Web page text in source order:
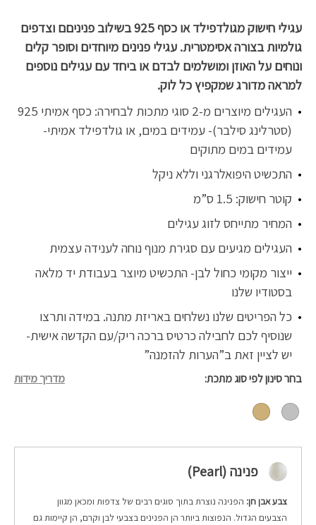
עגילי חישוק מגולדפילד או כסף 925 בשילוב פניניםם וצדפים
גולמיות בצורה אסימטרית. עגילי פנינים מיוחדים וסופר קלים
ונוחים על האוזן ומושלמים לבדם או ביחד עם עגילים נוספים
למראה מדורג שמקפיץ כל לוק.
העגילים מיוצרים מ-2 סוגי מתכות לבחירה: כסף אמיתי 925
(סטרלינג סילבר)- עמידים במים, או גולדפילד אמיתי-
עמידים במים מתוקים
התכשיט היפואלרגני וללא ניקל
קוטר חישוק: 1.5 ס”מ
המחיר מתייחס לזוג עגילים
העגילים מגיעים עם סגירת מנוף נוחה לענידה עצמית
ייצור מקומי כחול לבן- התכשיט מיוצר בעבודת יד מלאה
בסטודיו שלנו
כל הפריטים שלנו נשלחים באריזת מתנה. במידה ותרצו
שנוסיף לכם לחבילה כרטיס ברכה ריק/עם הקדשה אישית-
יש לציין זאת ב”הערות להזמנה”
בחר סינון לפי סוג מתכת מדריך מידות
פנינה (Pearl)
צבע אבן חן: הפנינה נוצרת בתוך סוגים רבים של צדפות ומכאן מגוון
הצבעים הגדול. הנפוצות ביותר הן הפנינים בצבעי לבן וקרם, הן קיימות גם